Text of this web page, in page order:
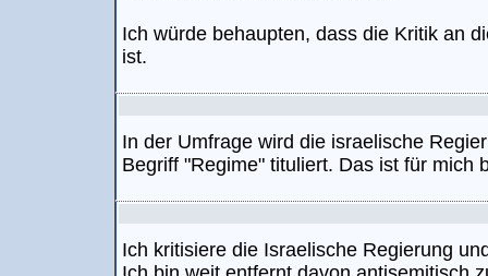
Ich würde behaupten, dass die Kritik an
ist.
In der Umfrage wird die israelische
Begriff "Regime" tituliert. Das ist für mich
Ich kritisiere die Israelische Regierung